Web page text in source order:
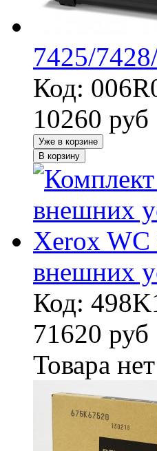
7425/
Код:
10260 руб
Уже в корзине
В корзину
внешних
Код:
71620 руб
Товара